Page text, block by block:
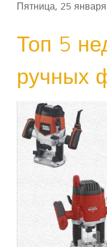
Пятница, 25
Топ 5
ручных